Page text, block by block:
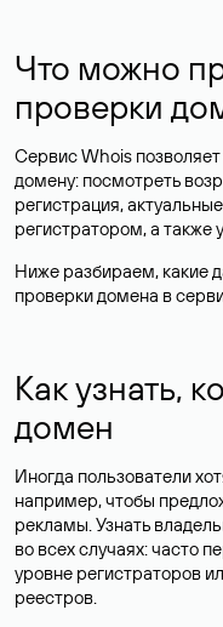
Что можно
проверки
Сервис Whois
домену: посмотреть
регистрация,
регистратором, а также
Ниже разбираем, какие
проверки домена в
Как узнать,
домен
Иногда пользователи
например, чтобы
рекламы. Узнать
во всех случаях: часто
уровне регистраторов
реестров.